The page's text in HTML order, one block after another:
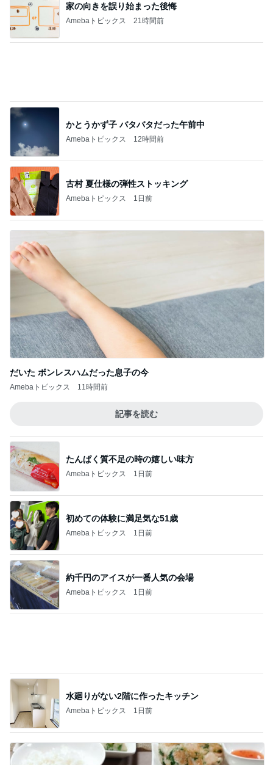
家の向きを誤り始まった後悔
Amebaトピックス 21時間前
古村 夏仕様の弾性ストッキング
Amebaトピックス 1日前
だいた ボンレスハムだった息子の今
Amebaトピックス 11時間前
記事を読む
Amebaトピックス 1日前
初めての体験に満足気な51歳
Amebaトピックス 1日前
約千円のアイスが一番人気の会場
Amebaトピックス 1日前
水廻りがない2階に作ったキッチン
Amebaトピックス 1日前